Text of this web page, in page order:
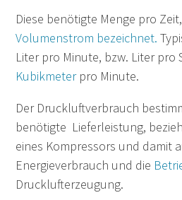
Diese benötigte Menge pro Zeit,
Volumenstrom bezeichnet.
Liter pro Minute, bzw. Liter pro
Kubikmeterpro Minute.
Der Druckluftverbrauch
benötigte Lieferleistung,
eines Kompressors und damit
Energieverbrauch und die
Drucklufterzeugung.